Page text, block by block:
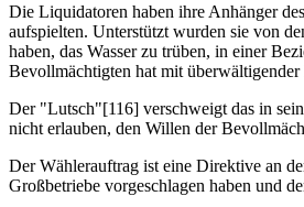
Die Liquidatoren haben ihre Anhänger
aufspielten. Unterstützt wurden sie von
haben, das Wasser zu trüben, in einer
Bevollmächtigten hat mit
Der "Lutsch"[116] verschweigt das in
nicht erlauben, den Willen der
Der Wählerauftrag ist eine Direktive an
Großbetriebe vorgeschlagen haben und